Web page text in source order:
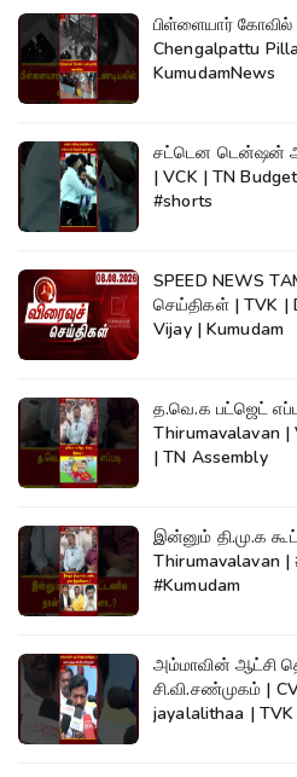
பிள்ளையார் கோவில்
Chengalpattu
KumudamNews
சட்டென டென்ஷன்
| VCK | TN
#shorts
SPEED NEWS
செய்திகள் | TVK |
Vijay | Kumudam
த.வெ.க பட்ஜெட்
Thirumavalavan |
| TN Assembly
இன்னும் தி.மு.க
Thirumavalavan |
#Kumudam
அம்மாவின் ஆட்சி
சி.வி.சண்முகம் |
jayalalithaa | TVK